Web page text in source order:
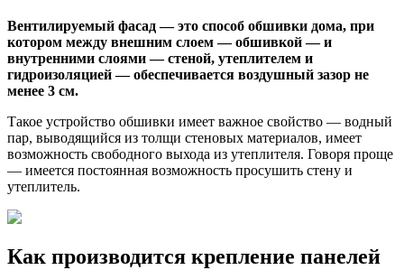
Вентилируемый фасад — это способ обшивки дома, при
котором между внешним слоем — обшивкой — и
внутренними слоями — стеной, утеплителем и
гидроизоляцией — обеспечивается воздушный зазор не
менее 3 см.
Такое устройство обшивки имеет важное свойство — водный
пар, выводящийся из толщи стеновых материалов, имеет
возможность свободного выхода из утеплителя. Говоря проще
— имеется постоянная возможность просушить стену и
утеплитель.
Как производится крепление панелей